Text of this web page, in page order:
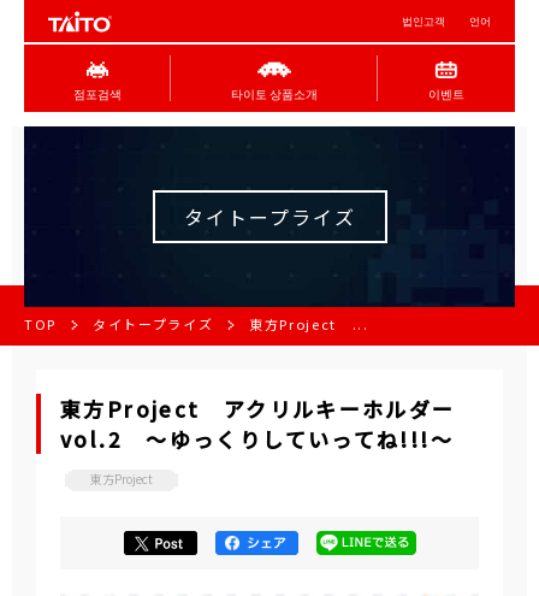
법인고객 언어
점포검색 타이토 상품소개 이벤트
タイトープライズ
TOP タイトープライズ 東方Project ...
東方Project アクリルキーホルダー
vol.2 ～ゆっくりしていってね!!!～
東方Project